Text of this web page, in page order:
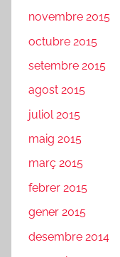
novembre 2015
octubre 2015
setembre 2015
agost 2015
juliol 2015
maig 2015
març 2015
febrer 2015
gener 2015
desembre 2014